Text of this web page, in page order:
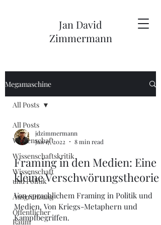
Jan David
Zimmermann
Megamaschine
All Posts
Wissenschaft
Wissenschaftskritik
Wissenschaft
und Politik
Ausgrenzung
Öffentlicher
Raum
All Posts
jdzimmermann
Jan 17, 2022
8 min read
Framing in den Medien: Eine
kleine Verschwörungstheorie
Von sprachlichem Framing in Politik und
Medien. Von Kriegs-Metaphern und
Kampfbegriffen.